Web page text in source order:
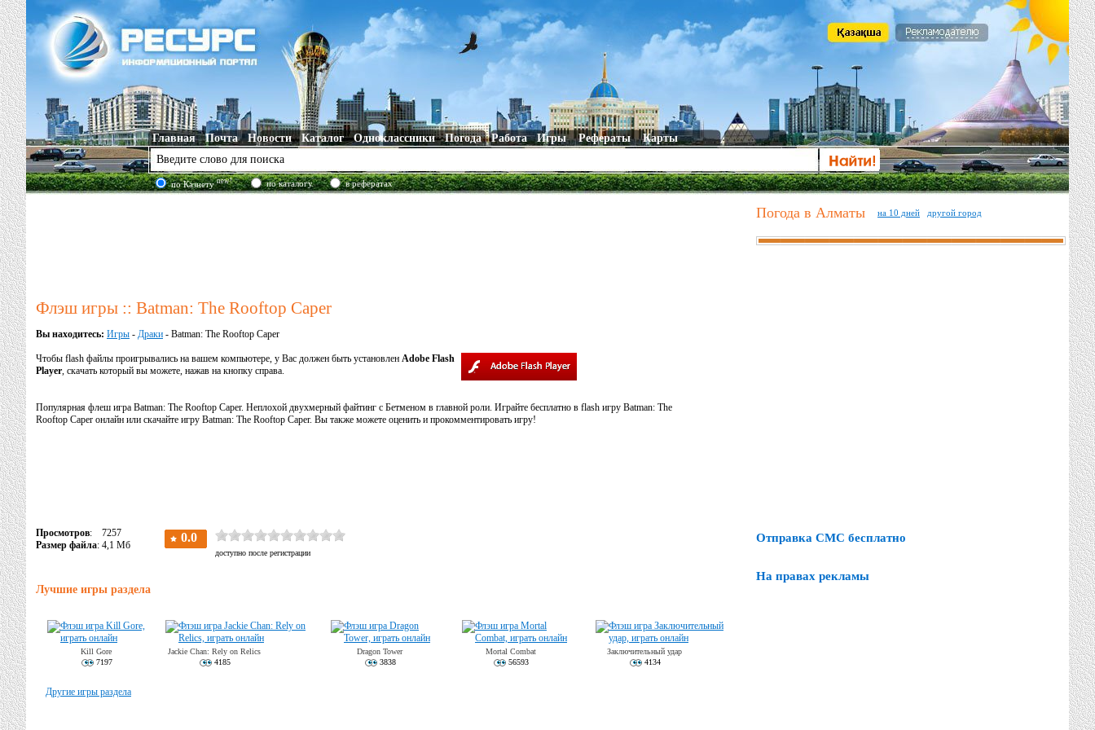
Главная Почта Новости Каталог Одноклассники Погода Работа Игры Рефераты Карты
по Казнетуnew! по каталогу в рефератах
Флэш игры :: Batman: The Rooftop Caper
Вы находитесь: Игры - Драки - Batman: The Rooftop Caper
Чтобы flash файлы проигрывались на вашем компьютере, у Вас должен быть установлен Adobe Flash
Player, скачать который вы можете, нажав на кнопку справа.
Популярная флеш игра Batman: The Rooftop Caper. Неплохой двухмерный файтинг с Бетменом в главной роли. Играйте бесплатно в flash игру Batman: The
Rooftop Caper онлайн или скачайте игру Batman: The Rooftop Caper. Вы также можете оценить и прокомментировать игру!
Просмотров: 7257
Размер файла: 4,1 Мб
Лучшие игры раздела
Kill Gore
7197
Jackie Chan: Rely on Relics
4185
Dragon Tower
3838
Mortal Combat
56593
Заключительный удар
4134
Другие игры раздела
Погода в Алматы на 10 дней другой город
Отправка СМС бесплатно
На правах рекламы